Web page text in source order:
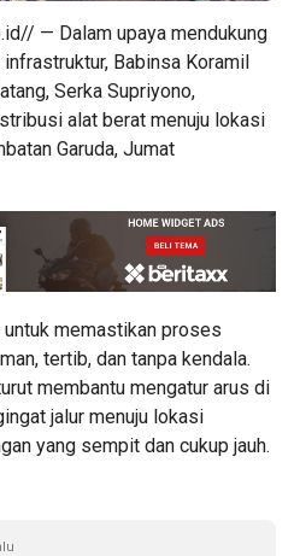
— Dalam upaya mendukung
Babinsa Koramil
Serka Supriyono,
alat berat menuju lokasi
Garuda, Jumat
untuk memastikan proses
tertib, dan tanpa kendala.
membantu mengatur arus di
jalur menuju lokasi
yang sempit dan cukup jauh.